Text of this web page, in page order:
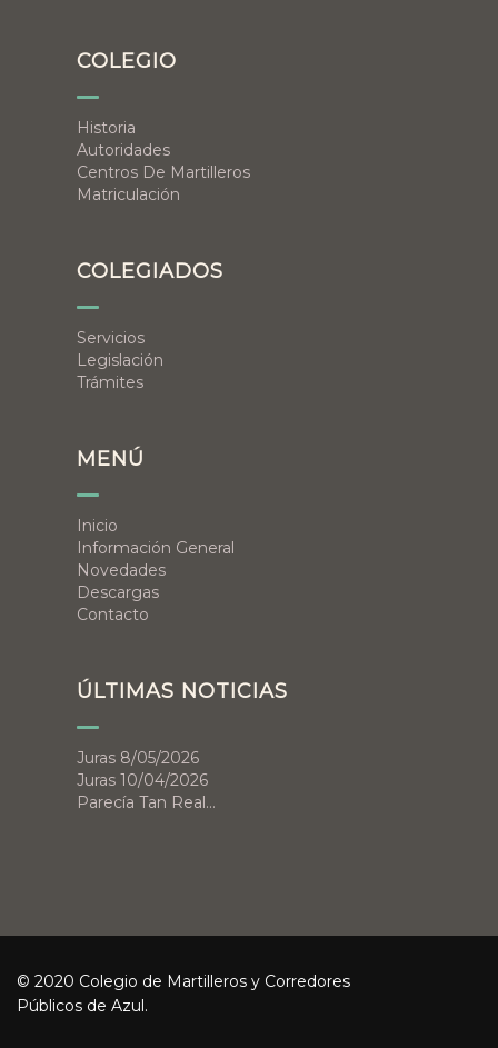
COLEGIO
Historia
Autoridades
Centros De Martilleros
Matriculación
COLEGIADOS
Servicios
Legislación
Trámites
MENÚ
Inicio
Información General
Novedades
Descargas
Contacto
ÚLTIMAS NOTICIAS
Juras 8/05/2026
Juras 10/04/2026
Parecía Tan Real…
© 2020 Colegio de Martilleros y Corredores
Públicos de Azul.